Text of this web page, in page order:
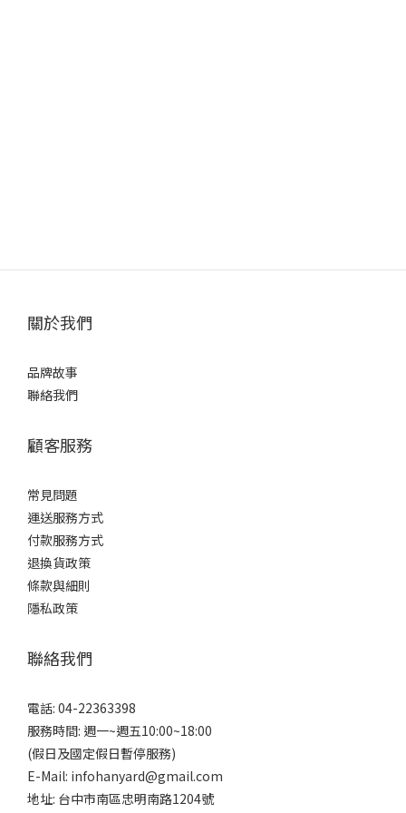
關於我們
品牌故事
聯絡我們
顧客服務
常見問題
運送服務方式
付款服務方式
退換貨政策
條款與細則
隱私政策
聯絡我們
電話: 04-22363398
服務時間: 週一~週五10:00~18:00
(假日及國定假日暫停服務)
E-Mail: infohanyard@gmail.com
地址: 台中市南區忠明南路1204號